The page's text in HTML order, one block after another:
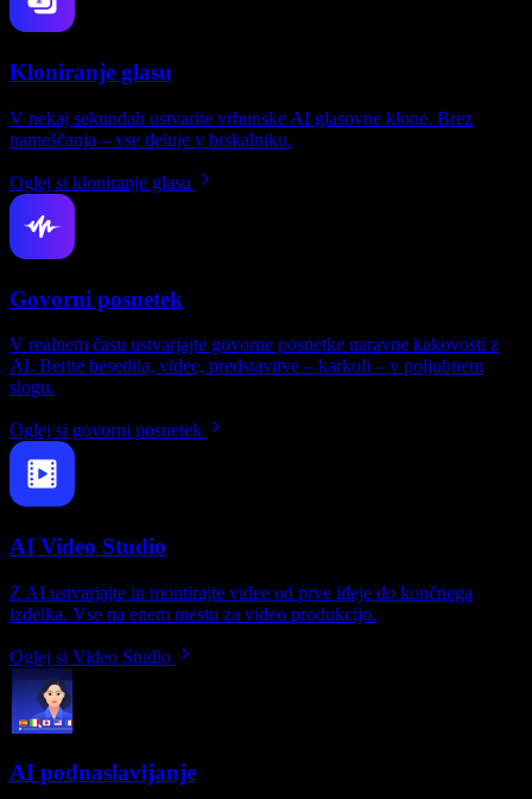
Kloniranje glasu
V nekaj sekundah ustvarite vrhunske AI glasovne klone. Brez
nameščanja – vse deluje v brskalniku.
Oglej si kloniranje glasu
Govorni posnetek
V realnem času ustvarjajte govorne posnetke naravne kakovosti z
AI. Berite besedila, videe, predstavitve – karkoli – v poljubnem
slogu.
Oglej si govorni posnetek
AI Video Studio
Z AI ustvarjajte in montirajte videe od prve ideje do končnega
izdelka. Vse na enem mestu za video produkcijo.
Oglej si Video Studio
AI podnaslavljanje